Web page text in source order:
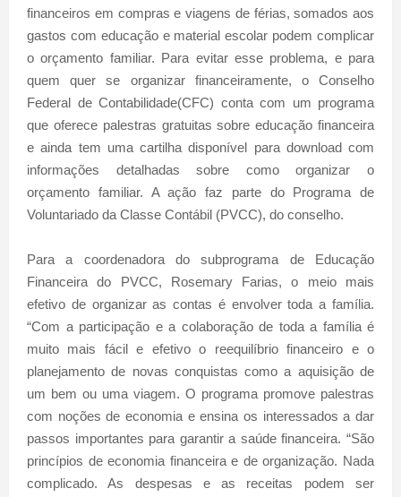
financeiros em compras e viagens de férias, somados aos
gastos com educação e material escolar podem complicar
o orçamento familiar. Para evitar esse problema, e para
quem quer se organizar financeiramente, o Conselho
Federal de Contabilidade(CFC) conta com um programa
que oferece palestras gratuitas sobre educação financeira
e ainda tem uma cartilha disponível para download com
informações detalhadas sobre como organizar o
orçamento familiar. A ação faz parte do Programa de
Voluntariado da Classe Contábil (PVCC), do conselho.
Para a coordenadora do subprograma de Educação
Financeira do PVCC, Rosemary Farias, o meio mais
efetivo de organizar as contas é envolver toda a família.
“Com a participação e a colaboração de toda a família é
muito mais fácil e efetivo o reequilíbrio financeiro e o
planejamento de novas conquistas como a aquisição de
um bem ou uma viagem. O programa promove palestras
com noções de economia e ensina os interessados a dar
passos importantes para garantir a saúde financeira. “São
princípios de economia financeira e de organização. Nada
complicado. As despesas e as receitas podem ser